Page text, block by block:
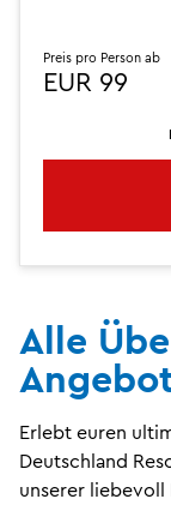
Preis pro Person ab
EUR 99
Alle
Erlebt euren
Deutschland
unserer liebevoll